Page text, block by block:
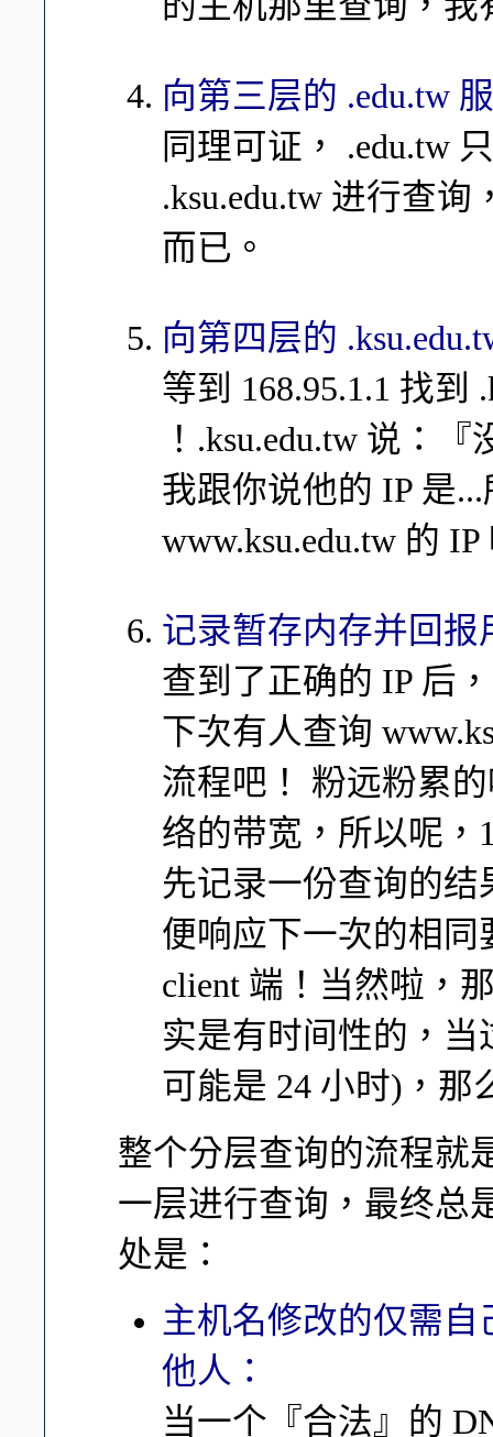
向第三层的 .edu.tw
同理可证， .edu.tw
.ksu.edu.tw 进行查询
而已。
向第四层的
等到 168.95.1.1 找到
！.ksu.edu.tw 说：
我跟你说他的 IP 是
www.ksu.edu.tw 的 IP
记录暂存内存并回报
查到了正确的 IP 后
下次有人查询
流程吧！ 粉远粉累
络的带宽，所以呢，
先记录一份查询的
便响应下一次的相
client 端！当然啦，
实是有时间性的，当
可能是 24 小时)，那
整个分层查询的流程就
一层进行查询，最终总
处是：
主机名修改的仅需自
他人：
当一个『合法』的